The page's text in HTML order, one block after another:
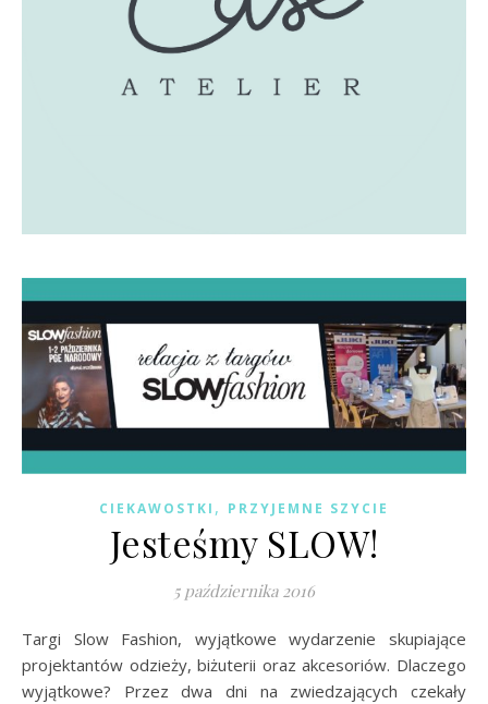
CIEKAWOSTKI , PRZYJEMNE SZYCIE
Jesteśmy SLOW!
5 października 2016
Targi Slow Fashion, wyjątkowe wydarzenie skupiające
projektantów odzieży, biżuterii oraz akcesoriów. Dlaczego
wyjątkowe? Przez dwa dni na zwiedzających czekały